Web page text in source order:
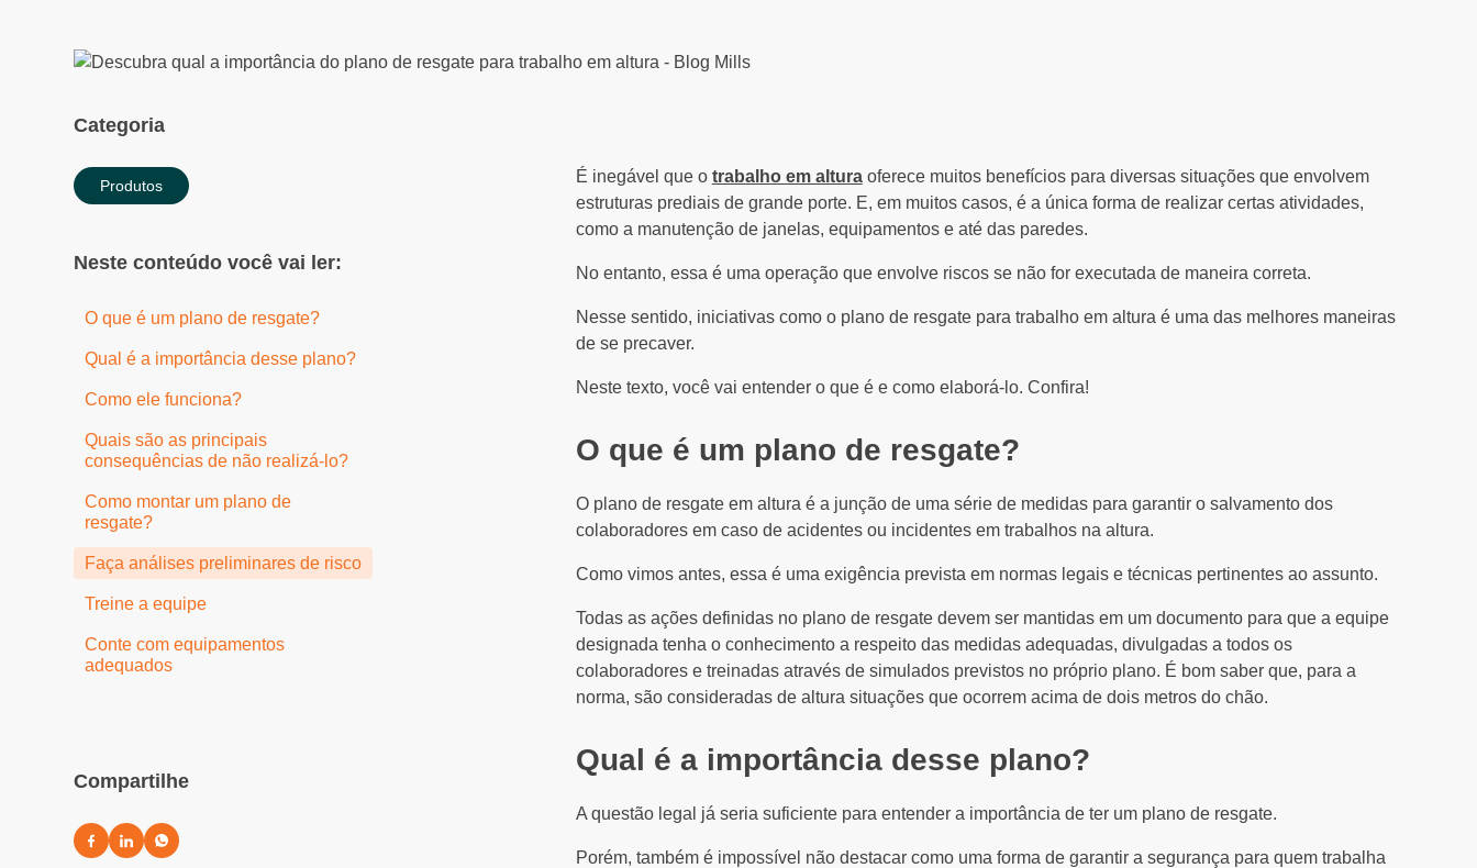
Categoria
Produtos
Neste conteúdo você vai ler:
O que é um plano de resgate?
Qual é a importância desse plano?
Como ele funciona?
Quais são as principais
consequências de não realizá-lo?
Como montar um plano de
resgate?
Faça análises preliminares de risco
Treine a equipe
Conte com equipamentos
adequados
Compartilhe
É inegável que o trabalho em alturaoferece muitos benefícios para diversas situações que envolvem
estruturas prediais de grande porte. E, em muitos casos, é a única forma de realizar certas atividades,
como a manutenção de janelas, equipamentos e até das paredes.
No entanto, essa é uma operação que envolve riscos se não for executada de maneira correta.
Nesse sentido, iniciativas como o plano de resgate para trabalho em altura é uma das melhores maneiras
de se precaver.
Neste texto, você vai entender o que é e como elaborá-lo. Confira!
O que é um plano de resgate?
O plano de resgate em altura é a junção de uma série de medidas para garantir o salvamento dos
colaboradores em caso de acidentes ou incidentes em trabalhos na altura.
Como vimos antes, essa é uma exigência prevista em normas legais e técnicas pertinentes ao assunto.
Todas as ações definidas no plano de resgate devem ser mantidas em um documento para que a equipe
designada tenha o conhecimento a respeito das medidas adequadas, divulgadas a todos os
colaboradores e treinadas através de simulados previstos no próprio plano. É bom saber que, para a
norma, são consideradas de altura situações que ocorrem acima de dois metros do chão.
Qual é a importância desse plano?
A questão legal já seria suficiente para entender a importância de ter um plano de resgate.
Porém, também é impossível não destacar como uma forma de garantir a segurança para quem trabalha